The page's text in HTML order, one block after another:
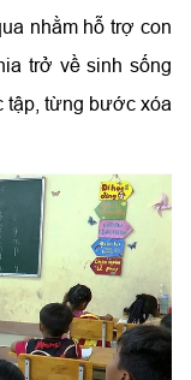
nhằm hỗ trợ con
trở về sinh sống
tập, từng bước xóa